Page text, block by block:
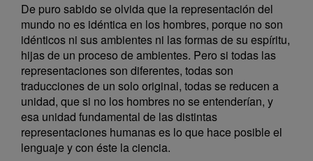
De puro sabido se olvida que la representación del
mundo no es idéntica en los hombres, porque no son
idénticos ni sus ambientes ni las formas de su espíritu,
hijas de un proceso de ambientes. Pero si todas las
representaciones son diferentes, todas son
traducciones de un solo original, todas se reducen a
unidad, que si no los hombres no se entenderían, y
esa unidad fundamental de las distintas
representaciones humanas es lo que hace posible el
lenguaje y con éste la ciencia.